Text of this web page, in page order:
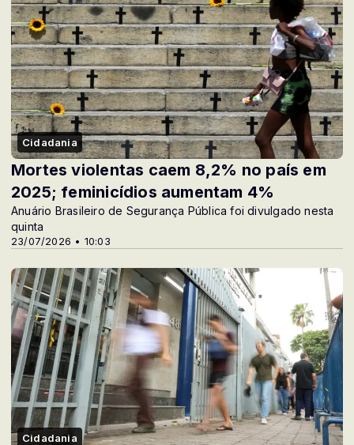
Cidadania
23/07/2026 • 10:03
Mortes violentas caem 8,2% no país em
2025; feminicídios aumentam 4%
Anuário Brasileiro de Segurança Pública foi divulgado nesta
quinta
Cidadania